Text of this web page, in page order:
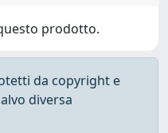
prodotto.
da copyright e
diversa